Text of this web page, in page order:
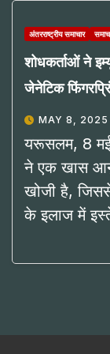
अंतरराष्ट्रीय समाचार
शोधकर्ताओं ने
जेनेटिक
MAY 8, 2025
यरूसलम, 8 मई
ने एक खास
खोजी है,
के इलाज में